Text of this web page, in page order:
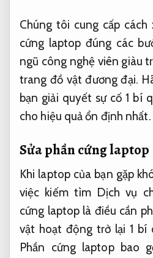
Chúng tôi cung cấp cách
cứng laptop đúng các
ngũ công nghệ viên giàu
trang đồ vật đương đại.
bạn giải quyết sự cố 1 bí
cho hiệu quả ổn định nhất.
Sửa phần cứng laptop
Khi laptop của bạn gặp
việc kiếm tìm Dịch vụ
cứng laptop là điều cần
vật hoạt động trở lại 1 bí
Phần cứng laptop bao